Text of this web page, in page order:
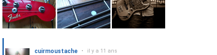
cuirmoustache • il y a 11 ans